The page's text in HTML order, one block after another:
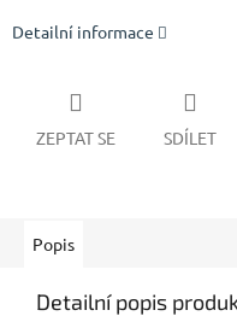
Detailní informace
ZEPTAT SE SDÍLET
Popis
Detailní popis